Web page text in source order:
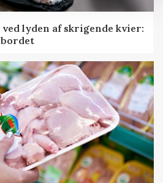
ved lyden af skrigende kvier: